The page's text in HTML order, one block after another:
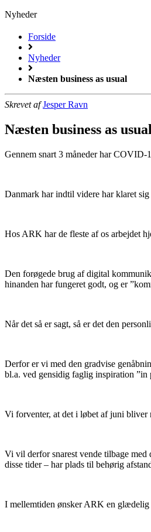
Nyheder
Forside
Nyheder
Næsten business as usual
Skrevet afJesper Ravn
Næsten business as usual
Gennem snart 3 måneder har
Danmark har indtil videre har klaret
Hos ARK har de fleste af os arbejdet
Den forøgede brug af digital
hinanden har fungeret godt, og er
Når det så er sagt, så er det den
Derfor er vi med den gradvise
bl.a. ved gensidig faglig inspiration ”in
Vi forventer, at det i løbet af juni bliver
Vi vil derfor snarest vende tilbage
disse tider – har plads til behørig
I mellemtiden ønsker ARK en